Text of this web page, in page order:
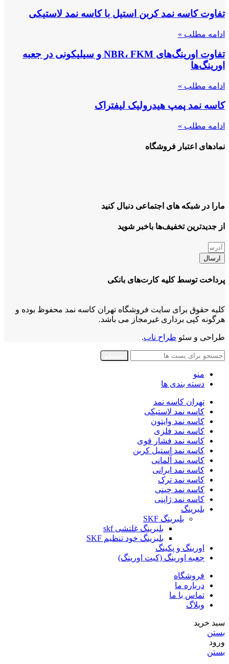
تفاوت کاسه نمد کربن استیل با کاسه نمد لاستیکی
ادامه مطلب »
تفاوت اورینگ‌های NBR، FKM و سیلیکونی در جعبه
اورینگ‌ها
ادامه مطلب »
کاسه نمد پمپ هیدرولیک لیفتراک
ادامه مطلب »
نمادهای اعتبار فروشگاه
مارا در شبکه های اجتماعی دنبال کنید
از جدیدترین تخفیف‌ها باخبر شوید
ارسال
پرداخت توسط کلیه کارت‌های بانکی
کلیه حقوق برای سایت فروشگاه تهران کاسه نمد محفوظ بوده و
هرگونه کپی برداری غیرمجاز می باشد.
طراحی و سئو طراح ناب.
منو
دسته بندی ها
تهران کاسه نمد
کاسه نمد لاستیکی
کاسه نمد وایتون
کاسه نمد فلزی
کاسه نمد فشار قوی
کاسه نمد استیل کربن
کاسه نمد آلمانی
کاسه نمد ایرانی
کاسه نمد ترک
کاسه نمد چینی
کاسه نمد ژاپنی
بلبرینگ
بلبرینگ SKF
بلبرینگ غلتشی skf
بلبرینگ خود تنظیم SKF
اورینگ و پکینگ
جعبه اورینگ (کیت اورینگ)
فروشگاه
درباره ما
تماس با ما
وبلاگ
سبد خرید
بستن
ورود
بستن